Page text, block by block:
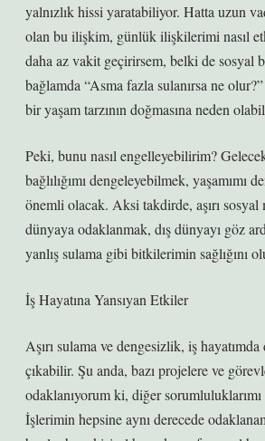
yalnızlık hissi yaratabiliyor. Hatta uzun
olan bu ilişkim, günlük ilişkilerimi nasıl
daha az vakit geçirirsem, belki de sosyal
bağlamda “Asma fazla sulanırsa ne
bir yaşam tarzının doğmasına neden
Peki, bunu nasıl engelleyebilirim?
bağlılığımı dengeleyebilmek, yaşamımı
önemli olacak. Aksi takdirde, aşırı
dünyaya odaklanmak, dış dünyayı göz
yanlış sulama gibi bitkilerimin sağlığını
İş Hayatına Yansıyan Etkiler
Aşırı sulama ve dengesizlik, iş hayatımda
çıkabilir. Şu anda, bazı projelere ve
odaklanıyorum ki, diğer
İşlerimin hepsine aynı derecede